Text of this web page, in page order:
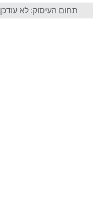
תחום העיסוק: לא עודכן